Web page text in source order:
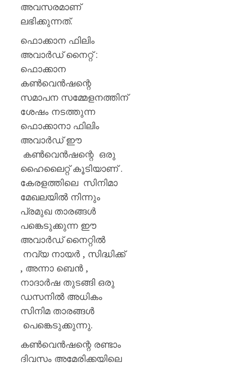
അവസരമാണ്
ലഭിക്കുന്നത്.
ഫൊക്കാന ഫിലിം
അവാർഡ് നൈറ്റ് :
ഫൊക്കാന
കൺവെൻഷന്റെ
സമാപന സമ്മേളനത്തിന്
ശേഷം നടത്തുന്ന
ഫൊക്കാനാ ഫിലിം
അവാർഡ് ഈ
കൺവെൻഷന്റെ ഒരു
ഹൈലൈറ്റ് കൂടിയാണ് .
കേരളത്തിലെ സിനിമാ
മേഖലയിൽ നിന്നും
പ്രമുഖ താരങ്ങൾ
പങ്കെടുക്കുന്ന ഈ
അവാർഡ് നൈറ്റിൽ
നവ്യ നായർ , സിദ്ധിക്ക്
, അന്നാ ബെൻ ,
നാദാർഷ തുടങ്ങി ഒരു
ഡസനിൽ അധികം
സിനിമ താരങ്ങൾ
പെങ്കെടുക്കുന്നു.
കൺവെൻഷന്റെ രണ്ടാം
ദിവസം അമേരിക്കയിലെ